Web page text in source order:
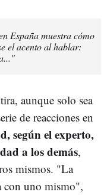
España muestra cómo
el acento al hablar:
aunque solo sea
de reacciones en
según el experto,
a los demás,
mismos. "La
con uno mismo",